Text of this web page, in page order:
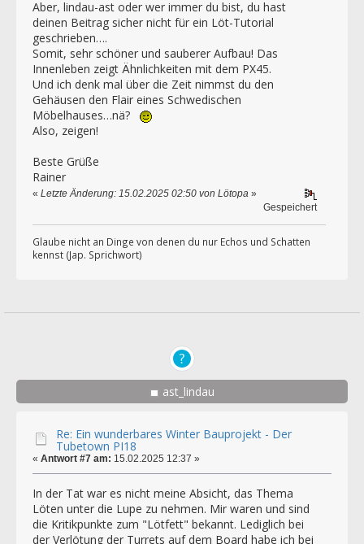
Aber, lindau-ast oder wer immer du bist, du hast
deinen Beitrag sicher nicht für ein Löt-Tutorial
geschrieben….
Somit, sehr schöner und sauberer Aufbau! Das
Innenleben zeigt Ähnlichkeiten mit dem PX45.
Und ich denk mal über die Zeit nimmst du den
Gehäusen den Flair eines Schwedischen
Möbelhauses…nä?
Also, zeigen!
Beste Grüße
Rainer
« Letzte Änderung: 15.02.2025 02:50 von Lötopa »
Gespeichert
Glaube nicht an Dinge von denen du nur Echos und Schatten
kennst (Jap. Sprichwort)
ast_lindau
Re: Ein wunderbares Winter Bauprojekt - Der
Tubetown PI18
« Antwort #7 am: 15.02.2025 12:37 »
In der Tat war es nicht meine Absicht, das Thema
Löten unter die Lupe zu nehmen. Mir waren und sind
die Kritikpunkte zum "Lötfett" bekannt. Lediglich bei
der Verlötung der Turrets auf dem Board habe ich bei